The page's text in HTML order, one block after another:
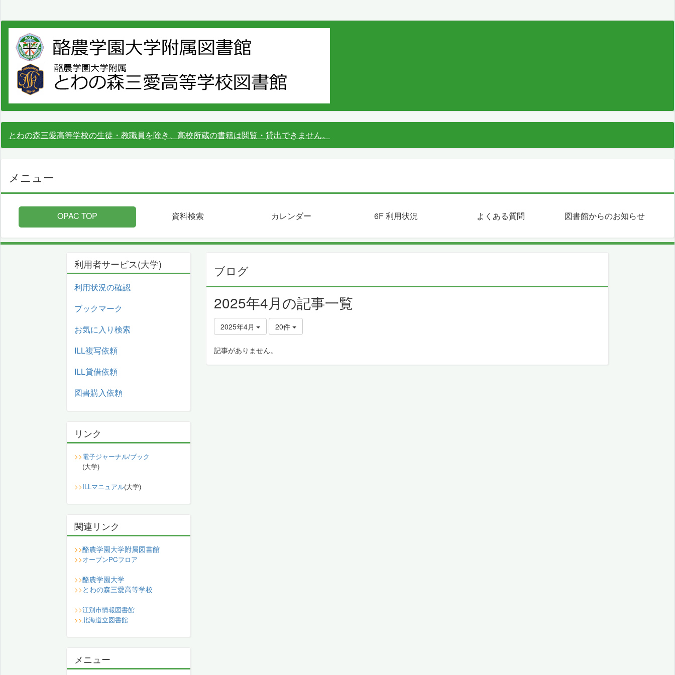
とわの森三愛高等学校の生徒・教職員を除き、高校所蔵の書籍は閲覧・貸出できません。
メニュー
OPAC TOP 資料検索 カレンダー 6F 利用状況 よくある質問 図書館からのお知らせ
ブログ
2025年4月の記事一覧
2025年4月 20件
記事がありません。
利用者サービス(大学)
利用状況の確認
ブックマーク
お気に入り検索
ILL複写依頼
ILL貸借依頼
図書購入依頼
リンク
>>電子ジャーナル/ブック
(大学)
>>ILLマニュアル(大学)
関連リンク
>>酪農学園大学附属図書館
>>オープンPCフロア
>>酪農学園大学
>> とわの森三愛高等学校
>>江別市情報図書館
>>北海道立図書館
メニュー